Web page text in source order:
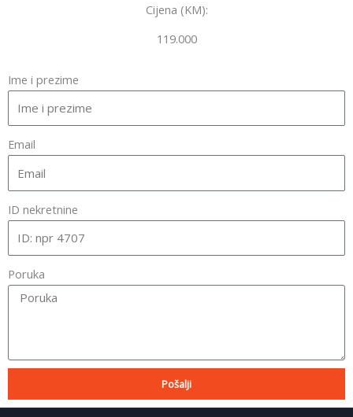
Cijena (KM):
119.000
Ime i prezime
Email
ID nekretnine
Poruka
Pošalji